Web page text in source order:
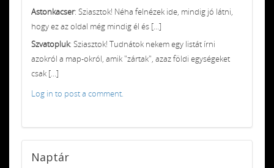
Astonkacser: Sziasztok! Néha felnézek ide, mindig jó látni,
hogy ez az oldal még mindig él és [...]
Szvatopluk: Sziasztok! Tudnátok nekem egy listát írni
azokról a map-okról, amik "zártak", azaz földi egységeket
csak [...]
Log in to post a comment.
Naptár